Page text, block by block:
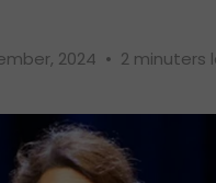
2024 • 2 minuters